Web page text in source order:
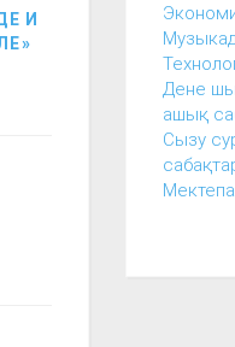
И
Дене
ашық
Сызу